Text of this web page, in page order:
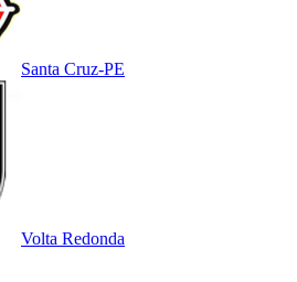
Santa Cruz-PE
Volta Redonda